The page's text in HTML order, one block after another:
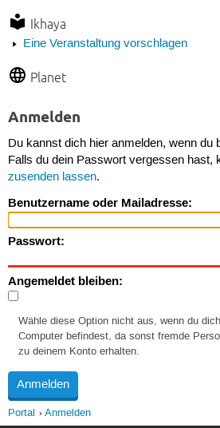
Ikhaya
Eine Veranstaltung vorschlagen
Planet
Anmelden
Du kannst dich hier anmelden, wenn du
Falls du dein Passwort vergessen hast,
zusenden lassen.
Benutzername oder Mailadresse:
Passwort:
Angemeldet bleiben:
Wähle diese Option nicht aus, wenn du
Computer befindest, da sonst fremde
zu deinem Konto erhalten.
Portal Anmelden